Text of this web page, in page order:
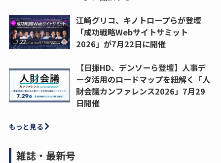
江崎グリコ、キノトロープらが登壇
「成功戦略Webサイトサミット
2026」が7月22日に開催
【日揮HD、デンソーら登壇】人事デ
ータ活用のロードマップを紐解く「人
財会議カンファレンス2026」7月29
日開催
もっと見る
雑誌・最新号